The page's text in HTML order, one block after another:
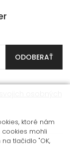
ODOBERAŤ
ktoré nám
mohli
tlačidlo "OK,